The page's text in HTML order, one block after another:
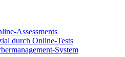
Assessments
durch Online-Tests
System